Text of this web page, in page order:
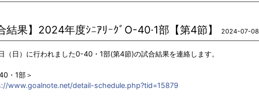
結果】2024年度ｼﾆｱﾘｰｸﾞO-40·1部【第4節】 2024-07-08
（日）に行われました0-40・1部(第4節)の試合結果を連絡します。
・1部＞
www.goalnote.net/detail-schedule.php?tid=15879